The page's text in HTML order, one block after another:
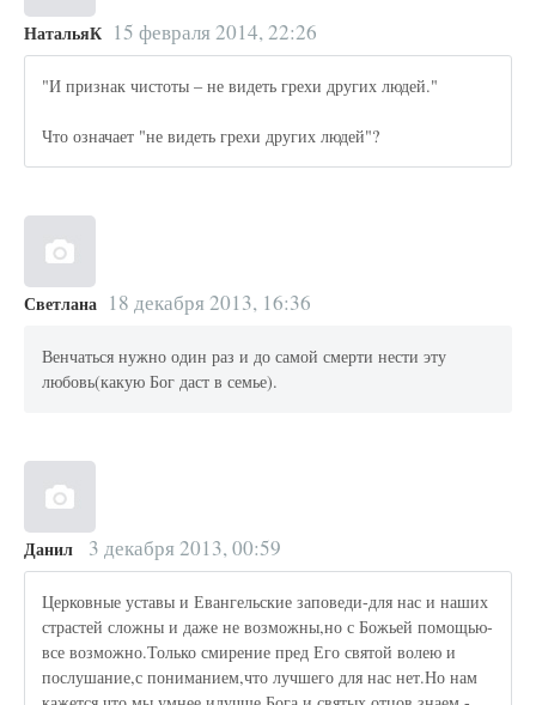
НатальяК 15 февраля 2014, 22:26
"И признак чистоты – не видеть грехи других людей."
Что означает "не видеть грехи других людей"?
Светлана 18 декабря 2013, 16:36
Венчаться нужно один раз и до самой смерти нести эту
любовь(какую Бог даст в семье).
Данил 3 декабря 2013, 00:59
Церковные уставы и Евангельские заповеди-для нас и наших
страстей сложны и даже не возможны,но с Божьей помощью-
все возможно.Только смирение пред Его святой волею и
послушание,с пониманием,что лучшего для нас нет.Но нам